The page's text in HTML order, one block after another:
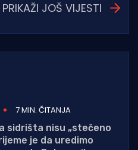
PRIKAŽI JOŠ VIJESTI
7 MIN. ČITANJA
sidrišta nisu „stečeno
je da uredimo